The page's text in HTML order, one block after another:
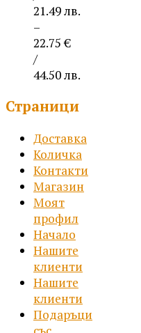
21.49 лв.
–
22.75€
/
44.50 лв.
range:
/
21.49 лв.
through
22.75 €
/
44.50 лв.
Страници
Доставка
Количка
Контакти
Магазин
Моят
профил
Начало
Нашите
клиенти
Нашите
клиенти
Подаръци